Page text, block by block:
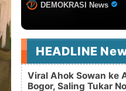
DEMOKRASI News
HEADLINE
Viral Ahok Sowan ke
Bogor, Saling Tukar